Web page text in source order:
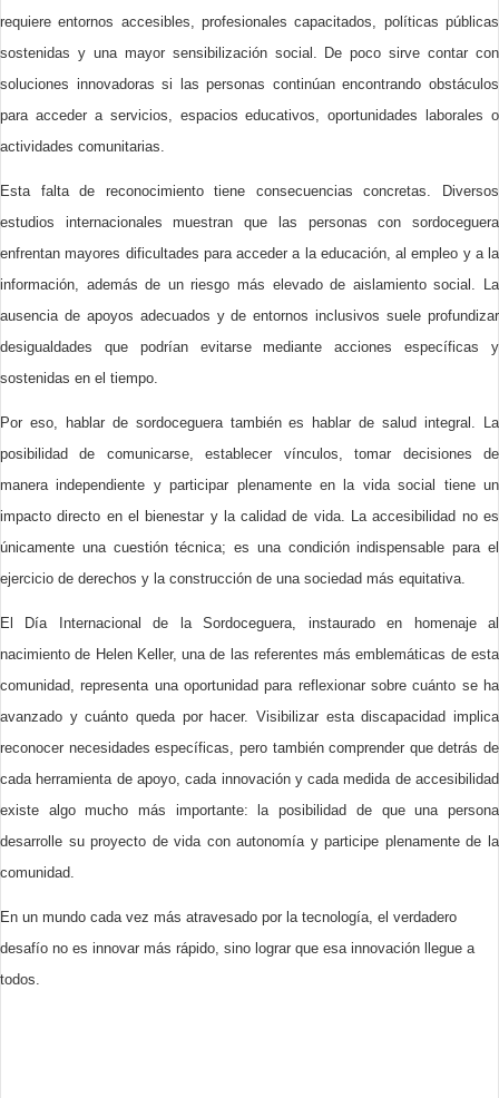
requiere entornos accesibles, profesionales capacitados, políticas públicas
sostenidas y una mayor sensibilización social. De poco sirve contar con
soluciones innovadoras si las personas continúan encontrando obstáculos
para acceder a servicios, espacios educativos, oportunidades laborales o
actividades comunitarias.
Esta falta de reconocimiento tiene consecuencias concretas. Diversos
estudios internacionales muestran que las personas con sordoceguera
enfrentan mayores dificultades para acceder a la educación, al empleo y a la
información, además de un riesgo más elevado de aislamiento social. La
ausencia de apoyos adecuados y de entornos inclusivos suele profundizar
desigualdades que podrían evitarse mediante acciones específicas y
sostenidas en el tiempo.
Por eso, hablar de sordoceguera también es hablar de salud integral. La
posibilidad de comunicarse, establecer vínculos, tomar decisiones de
manera independiente y participar plenamente en la vida social tiene un
impacto directo en el bienestar y la calidad de vida. La accesibilidad no es
únicamente una cuestión técnica; es una condición indispensable para el
ejercicio de derechos y la construcción de una sociedad más equitativa.
El Día Internacional de la Sordoceguera, instaurado en homenaje al
nacimiento de Helen Keller, una de las referentes más emblemáticas de esta
comunidad, representa una oportunidad para reflexionar sobre cuánto se ha
avanzado y cuánto queda por hacer. Visibilizar esta discapacidad implica
reconocer necesidades específicas, pero también comprender que detrás de
cada herramienta de apoyo, cada innovación y cada medida de accesibilidad
existe algo mucho más importante: la posibilidad de que una persona
desarrolle su proyecto de vida con autonomía y participe plenamente de la
comunidad.
En un mundo cada vez más atravesado por la tecnología, el verdadero
desafío no es innovar más rápido, sino lograr que esa innovación llegue a
todos.